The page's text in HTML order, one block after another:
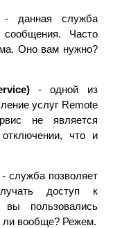
- данная служба
сообщения. Часто
Оно вам нужно?
- одной из
услуг Remote
не является
что и
служба позволяет
доступ к
пользовались
ли вообще? Режем.